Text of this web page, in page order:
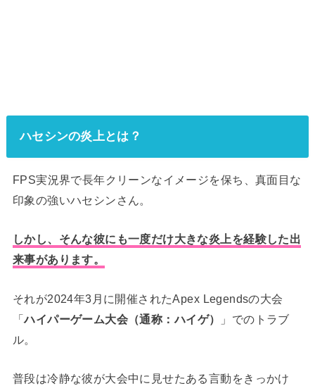
ハセシンの炎上とは？
FPS実況界で長年クリーンなイメージを保ち、真面目な
印象の強いハセシンさん。
しかし、そんな彼にも一度だけ大きな炎上を経験した出
来事があります。
それが2024年3月に開催されたApex Legendsの大会
「ハイパーゲーム大会（通称：ハイゲ）
」でのトラブ
ル。
普段は冷静な彼が大会中に見せたある言動をきっかけ